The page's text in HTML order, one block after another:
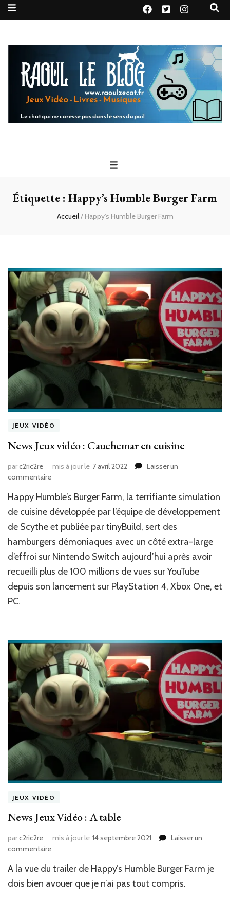
Raoul le
blog
Étiquette : Happy’s Humble Burger Farm
Accueil/ Happy’s Humble Burger Farm
JEUX VIDÉO
News Jeux vidéo : Cauchemar en cuisine
parc2ric2re mis à jour le 7 avril 2022
Laisser un
commentairesur
Jeux
vidéo
Cauchemar
en
cuisine
Happy Humble’s Burger Farm, la terrifiante simulation
de cuisine développée par l’équipe de développement
de Scythe et publiée par tinyBuild, sert des
hamburgers démoniaques avec un côté extra-large
d’effroi sur Nintendo Switch aujourd’hui après avoir
recueilli plus de 100 millions de vues sur YouTube
depuis son lancement sur PlayStation 4, Xbox One, et
PC.
JEUX VIDÉO
News Jeux Vidéo : A table
parc2ric2re mis à jour le 14 septembre 2021
Laisser un
commentairesur
Jeux
Vidéo
A la vue du trailer de Happy’s Humble Burger Farm je
dois bien avouer que je n’ai pas tout compris.